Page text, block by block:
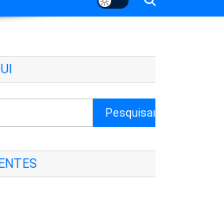
Pesquisar
por: